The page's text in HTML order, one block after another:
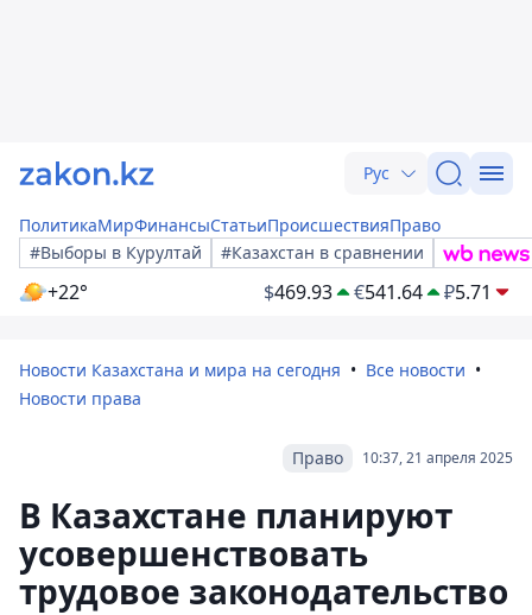
Рус
ПолитикаМирФинансыСтатьиПроисшествияПраво
#Выборы в Курултай
#Казахстан в сравнении
+22° $469.93 €541.64 ₽5.71
Новости Казахстана и мира на сегодня
Все новости
Новости права
10:37, 21 апреля 2025
Право
В Казахстане планируют
усовершенствовать
трудовое законодательство